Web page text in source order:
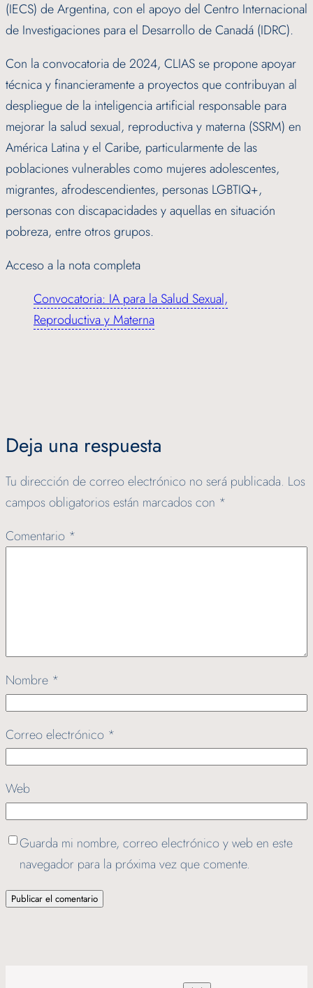
(IECS) de Argentina, con el apoyo del Centro Internacional
de Investigaciones para el Desarrollo de Canadá (IDRC).
Con la convocatoria de 2024, CLIAS se propone apoyar
técnica y financieramente a proyectos que contribuyan al
despliegue de la inteligencia artificial responsable para
mejorar la salud sexual, reproductiva y materna (SSRM) en
América Latina y el Caribe, particularmente de las
poblaciones vulnerables como mujeres adolescentes,
migrantes, afrodescendientes, personas LGBTIQ+,
personas con discapacidades y aquellas en situación
pobreza, entre otros grupos.
Acceso a la nota completa
Convocatoria: IA para la Salud Sexual,
Reproductiva y Materna
Deja una respuesta
Tu dirección de correo electrónico no será publicada. Los
campos obligatorios están marcados con *
Comentario *
Nombre *
Correo electrónico *
Web
Guarda mi nombre, correo electrónico y web en este
navegador para la próxima vez que comente.